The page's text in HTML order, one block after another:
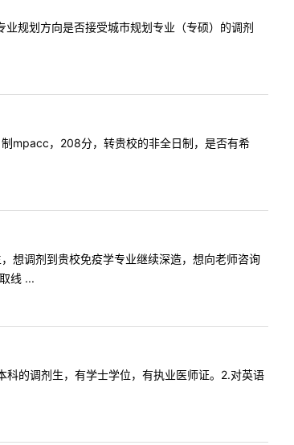
规划方向是否接受城市规划专业（专硕）的调剂
mpacc，208分，转贵校的非全日制，是否有希
想调剂到贵校免疫学专业继续深造，想向老师咨询
线 ...
的调剂生，有学士学位，有执业医师证。2.对英语